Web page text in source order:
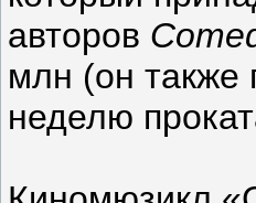
авторов
млн (он также
неделю